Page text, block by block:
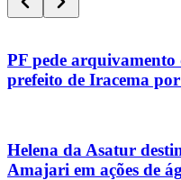
PF pede arquivamento
prefeito de Iracema
Helena da Asatur
Amajari em ações de